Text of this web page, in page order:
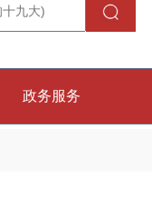
政务服务